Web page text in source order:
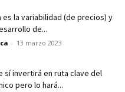
es la variabilidad (de precios) y
de...
- 13 marzo 2023
sí invertirá en ruta clave del
pero lo hará...